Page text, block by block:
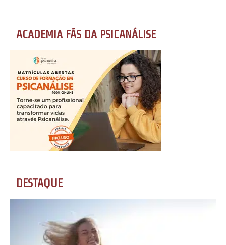
ACADEMIA FÃS DA PSICANÁLISE
DESTAQUE